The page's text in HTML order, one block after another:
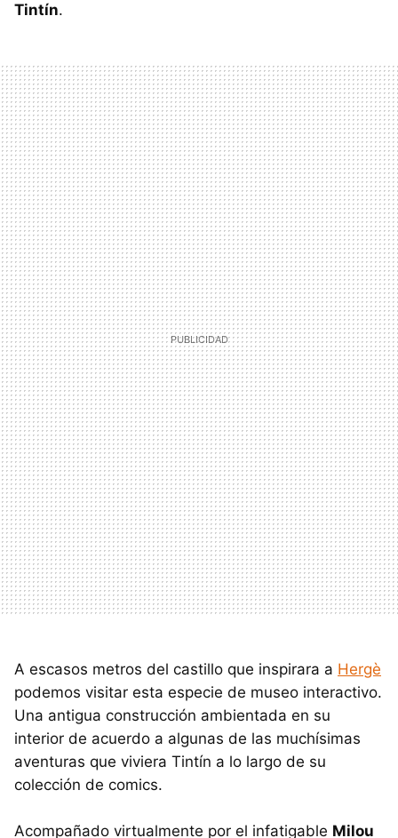
Tintín.
A escasos metros del castillo que inspirara a Hergè
podemos visitar esta especie de museo interactivo.
Una antigua construcción ambientada en su
interior de acuerdo a algunas de las muchísimas
aventuras que viviera Tintín a lo largo de su
colección de comics.
Acompañado virtualmente por el infatigable Milou